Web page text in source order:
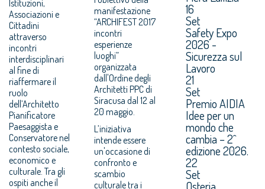
Istituzioni,
Associazioni e
Cittadini
attraverso
incontri
interdisciplinari
al fine di
riaffermare il
ruolo
dell’Architetto
Pianificatore
Paesaggista e
Conservatore nel
contesto sociale,
economico e
culturale. Tra gli
ospiti anche il
manifestazione
“ARCHIFEST 2017
incontri
esperienze
luoghi”
organizzata
dall'Ordine degli
Architetti PPC di
Siracusa dal 12 al
20 maggio.
L’iniziativa
intende essere
un'occasione di
confronto e
scambio
culturale tra i
16
Set
Safety Expo
2026 -
Sicurezza sul
Lavoro
21
Set
Premio AIDIA
Idee per un
mondo che
cambia – 2^
edizione 2026.
22
Set
Osteria